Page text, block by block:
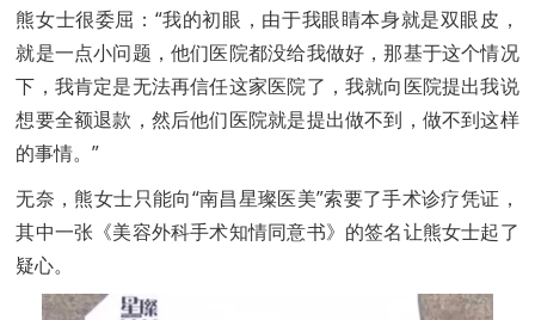
熊女士很委屈：“我的初眼，由于我眼睛本身就是双眼皮，
就是一点小问题，他们医院都没给我做好，那基于这个情况
下，我肯定是无法再信任这家医院了，我就向医院提出我说
想要全额退款，然后他们医院就是提出做不到，做不到这样
的事情。”
无奈，熊女士只能向“南昌星璨医美”索要了手术诊疗凭证，
其中一张《美容外科手术知情同意书》的签名让熊女士起了
疑心。